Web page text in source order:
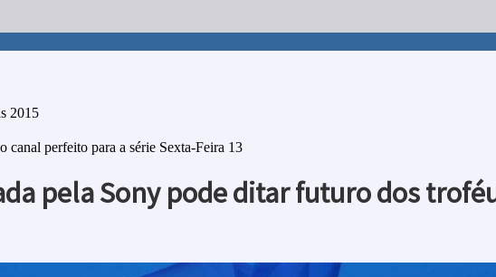
2015
perfeito para a série Sexta-Feira 13
pela Sony pode ditar futuro dos